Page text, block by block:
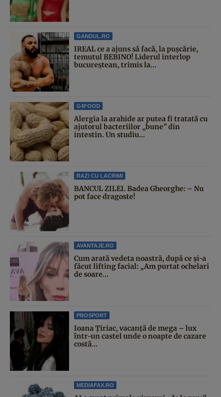
GANDUL.RO
IREAL ce a ajuns să facă, la pușcărie,
temutul BEBINO! Liderul interlop
bucureștean, trimis la...
G4FOOD
Alergia la arahide ar putea fi tratată cu
ajutorul bacteriilor „bune” din
intestin. Un studiu...
RAZI CU LACRIMI
BANCUL ZILEI. Badea Gheorghe: – Nu
pot face dragoste!
AVANTAJE.RO
Cum arată vedeta noastră, după ce și-a
făcut lifting facial: „Am purtat ochelari
de soare...
PROSPORT
Ioana Țiriac, vacanță de mega – lux
într-un castel unde o noapte de cazare
costă...
MEDIAFAX.RO